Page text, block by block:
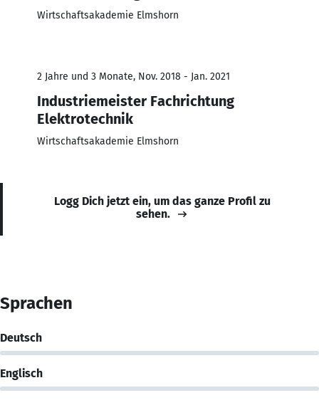
Wirtschaftsakademie Elmshorn
2 Jahre und 3 Monate, Nov. 2018 - Jan. 2021
Industriemeister Fachrichtung
Elektrotechnik
Wirtschaftsakademie Elmshorn
Logg Dich jetzt ein, um das ganze Profil zu
sehen.
Sprachen
Deutsch
Englisch